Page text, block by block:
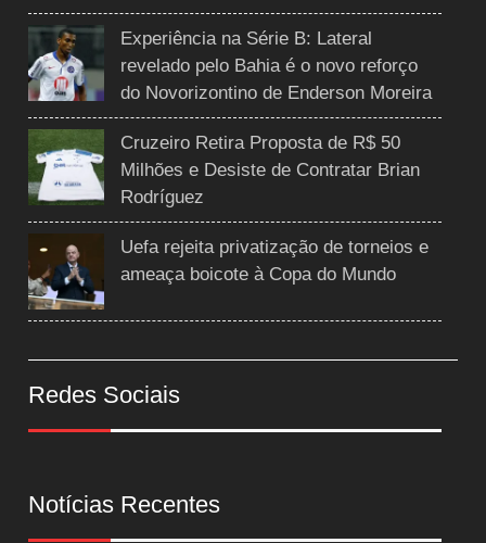
Experiência na Série B: Lateral
revelado pelo Bahia é o novo reforço
do Novorizontino de Enderson Moreira
Cruzeiro Retira Proposta de R$ 50
Milhões e Desiste de Contratar Brian
Rodríguez
Uefa rejeita privatização de torneios e
ameaça boicote à Copa do Mundo
Redes Sociais
Notícias Recentes